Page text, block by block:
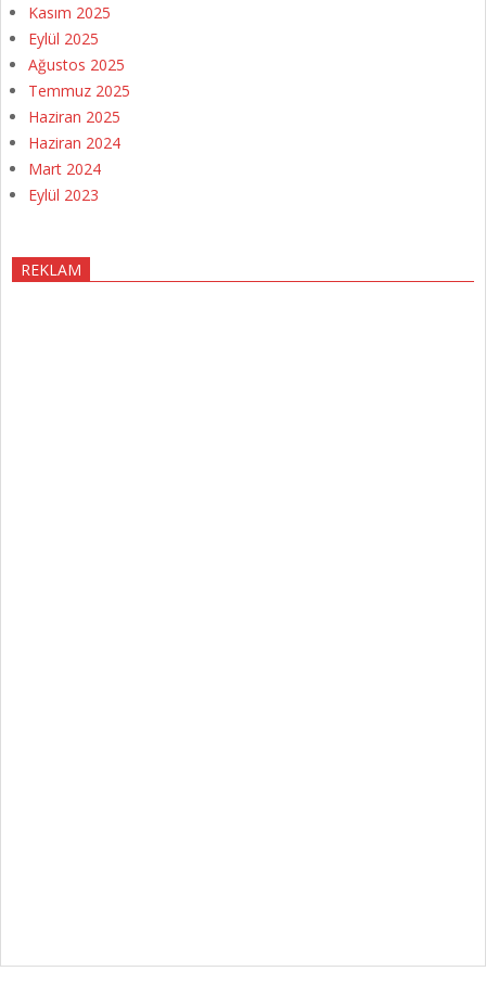
Kasım 2025
Eylül 2025
Ağustos 2025
Temmuz 2025
Haziran 2025
Haziran 2024
Mart 2024
Eylül 2023
REKLAM